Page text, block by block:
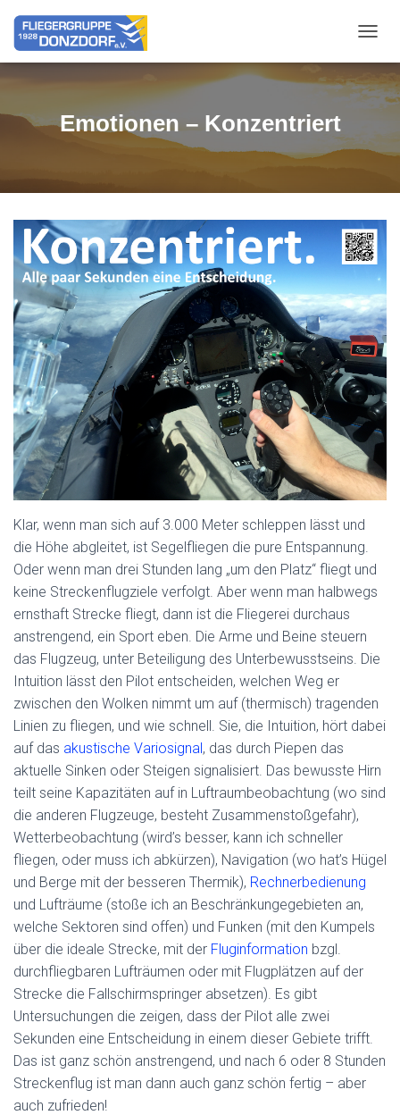
Emotionen – Konzentriert
Klar, wenn man sich auf 3.000 Meter schleppen lässt und
die Höhe abgleitet, ist Segelfliegen die pure Entspannung.
Oder wenn man drei Stunden lang „um den Platz“ fliegt und
keine Streckenflugziele verfolgt. Aber wenn man halbwegs
ernsthaft Strecke fliegt, dann ist die Fliegerei durchaus
anstrengend, ein Sport eben. Die Arme und Beine steuern
das Flugzeug, unter Beteiligung des Unterbewusstseins. Die
Intuition lässt den Pilot entscheiden, welchen Weg er
zwischen den Wolken nimmt um auf (thermisch) tragenden
Linien zu fliegen, und wie schnell. Sie, die Intuition, hört dabei
auf das akustische Variosignal, das durch Piepen das
aktuelle Sinken oder Steigen signalisiert. Das bewusste Hirn
teilt seine Kapazitäten auf in Luftraumbeobachtung (wo sind
die anderen Flugzeuge, besteht Zusammenstoßgefahr),
Wetterbeobachtung (wird’s besser, kann ich schneller
fliegen, oder muss ich abkürzen), Navigation (wo hat’s Hügel
und Berge mit der besseren Thermik), Rechnerbedienung
und Lufträume (stoße ich an Beschränkungegebieten an,
welche Sektoren sind offen) und Funken (mit den Kumpels
über die ideale Strecke, mit der Fluginformation bzgl.
durchfliegbaren Lufträumen oder mit Flugplätzen auf der
Strecke die Fallschirmspringer absetzen). Es gibt
Untersuchungen die zeigen, dass der Pilot alle zwei
Sekunden eine Entscheidung in einem dieser Gebiete trifft.
Das ist ganz schön anstrengend, und nach 6 oder 8 Stunden
Streckenflug ist man dann auch ganz schön fertig – aber
auch zufrieden!